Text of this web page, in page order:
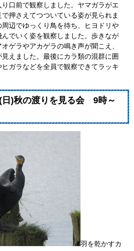
口前で観察しました。ヤマガラがエ
押さえてつついている姿が見られま
辺でゆっくり鳥を待ち、ヒヨドリや
んでいく姿を観察しました。歩きなが
ゲラやアカゲラの鳴き声が聞こえ、
えました。最後にカラ類の混群に囲
ガラなどを全員で観察できてラッキ
日)秋の渡りを見る会 9時～
羽を乾かすカ